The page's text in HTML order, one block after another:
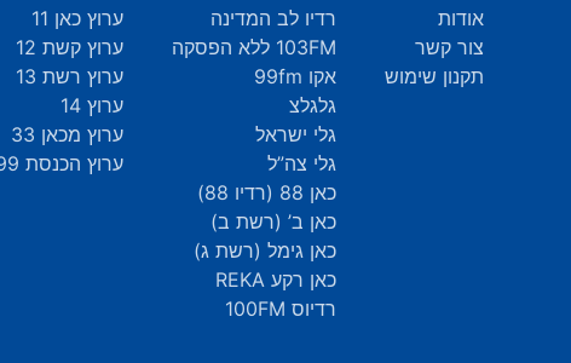
אודות
צור קשר
תקנון שימוש
רדיו לב המדינה
103FM ללא הפסקה
אקו 99fm
גלגלצ
גלי ישראל
גלי צה”ל
כאן 88 (רדיו 88)
כאן ב’ (רשת ב)
כאן גימל (רשת ג)
כאן רקע REKA
רדיוס 100FM
ערוץ כאן 11
ערוץ קשת 12
ערוץ רשת 13
ערוץ 14
ערוץ מכאן 33
ערוץ הכנסת 99